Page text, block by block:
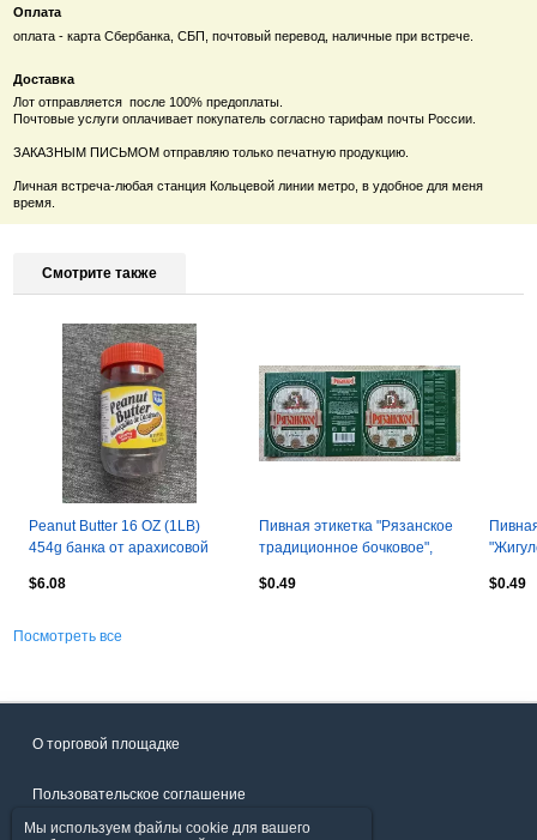
Оплата
оплата - карта Сбербанка, СБП, почтовый перевод, наличные при встрече.
Доставка
Лот отправляется после 100% предоплаты.
Почтовые услуги оплачивает покупатель согласно тарифам почты России.
ЗАКАЗНЫМ ПИСЬМОМ отправляю только печатную продукцию.
Личная встреча-любая станция Кольцевой линии метро, в удобное для меня
время.
Смотрите также
Peanut Butter 16 OZ (1LB)
454g банка от арахисовой
$6.08
Пивная этикетка "Рязанское
традиционное бочковое",
$0.49
$0.49
Посмотреть все
О торговой площадке
Пользовательское соглашение
Мы используем файлы cookie для вашего